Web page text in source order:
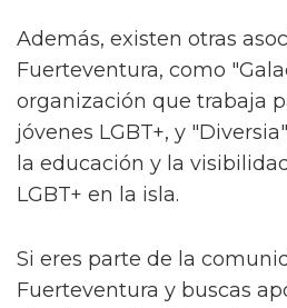
Además, existen otras
Fuerteventura, como
organización que trabaja
jóvenes LGBT+, y
la educación y la
LGBT+ en la isla.
Si eres parte de la
Fuerteventura y buscas